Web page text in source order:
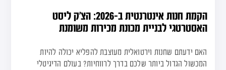
הקמת חנות אינטרנטית ב-2026: הצ’ק ליסט
האסטרטגי לבניית מכונת מכירות משומנת
האם ידעתם שחנות וירטואלית מעוצבת להפליא יכולה להיות
המכשול הגדול ביותר שלכם בדרך לרווחיות? בעולם הדיגיטלי